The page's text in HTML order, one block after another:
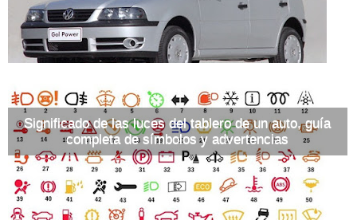
Significado de las luces del tablero de un auto, guía
completa de símbolos y advertencias